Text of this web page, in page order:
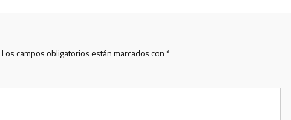
Los campos obligatorios están marcados con *